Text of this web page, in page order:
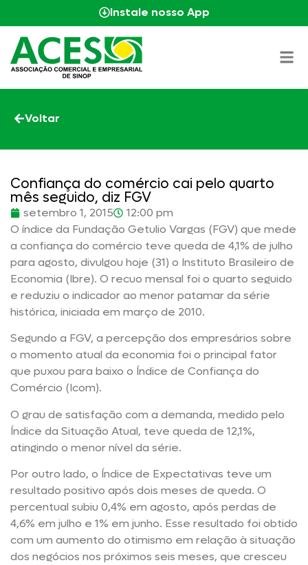
Instale nosso App
Voltar
Confiança do comércio cai pelo quarto
mês seguido, diz FGV
setembro 1, 2015
12:00 pm
O índice da Fundação Getulio Vargas (FGV) que mede
a confiança do comércio teve queda de 4,1% de julho
para agosto, divulgou hoje (31) o Instituto Brasileiro de
Economia (Ibre). O recuo mensal foi o quarto seguido
e reduziu o indicador ao menor patamar da série
histórica, iniciada em março de 2010.
Segundo a FGV, a percepção dos empresários sobre
o momento atual da economia foi o principal fator
que puxou para baixo o Índice de Confiança do
Comércio (Icom).
O grau de satisfação com a demanda, medido pelo
Índice da Situação Atual, teve queda de 12,1%,
atingindo o menor nível da série.
Por outro lado, o Índice de Expectativas teve um
resultado positivo após dois meses de queda. O
percentual subiu 0,4% em agosto, após perdas de
4,6% em julho e 1% em junho. Esse resultado foi obtido
com um aumento do otimismo em relação à situação
dos negócios nos próximos seis meses, que cresceu